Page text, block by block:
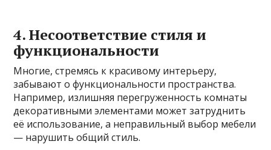
4. Несоответствие стиля и
функциональности
Многие, стремясь к красивому интерьеру,
забывают о функциональности пространства.
Например, излишняя перегруженность комнаты
декоративными элементами может затруднить
её использование, а неправильный выбор мебели
— нарушить общий стиль.